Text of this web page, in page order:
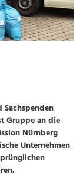
Gruppe an die
Nürnberg
Unternehmen